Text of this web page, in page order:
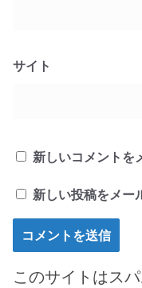
サイト
新しいコメントを
新しい投稿をメー
このサイトはス